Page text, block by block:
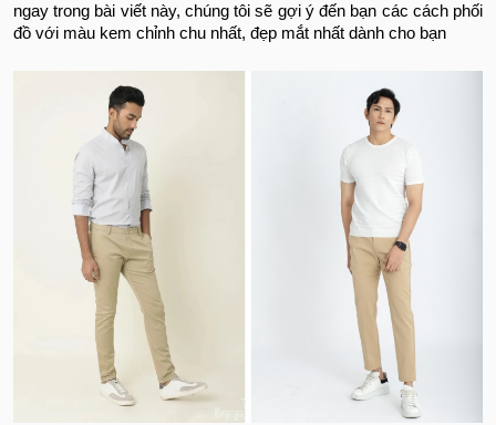
ngay trong bài viết này, chúng tôi sẽ gợi ý đến bạn các cách phối
đồ với màu kem chỉnh chu nhất, đẹp mắt nhất dành cho bạn